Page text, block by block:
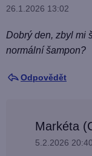
u
z
í
26.1.2026 13:02
Dobrý den, zbyl mi
normální šampon?
Odpovědět
Markéta
5.2.2026 20:40